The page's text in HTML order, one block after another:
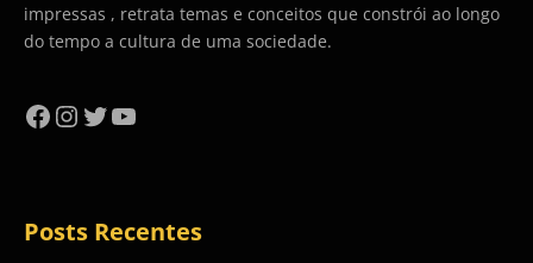
impressas , retrata temas e conceitos que constrói ao longo
do tempo a cultura de uma sociedade.
Facebook
Instagram
Twitter
YouTube
Posts Recentes